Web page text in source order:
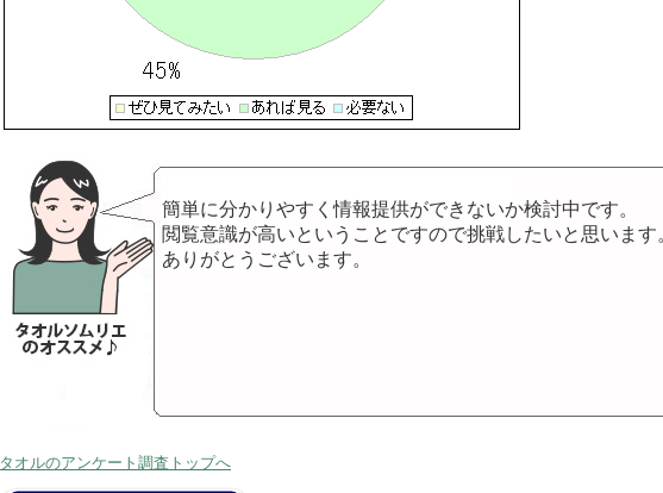
簡単に分かりやすく情報提供ができないか検討中です。
閲覧意識が高いということですので挑戦したいと思います
ありがとうございます。
タオルのアンケート調査トップへ